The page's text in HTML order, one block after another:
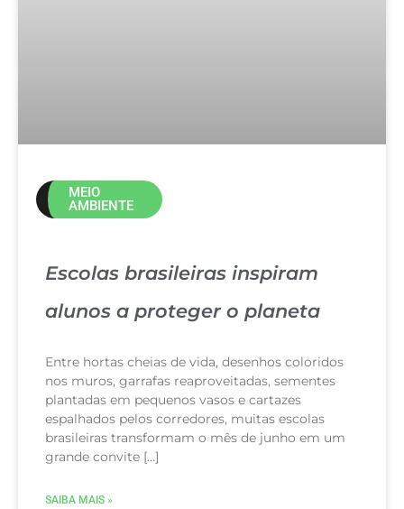
MEIO
AMBIENTE
Escolas brasileiras inspiram
alunos a proteger o planeta
Entre hortas cheias de vida, desenhos coloridos
nos muros, garrafas reaproveitadas, sementes
plantadas em pequenos vasos e cartazes
espalhados pelos corredores, muitas escolas
brasileiras transformam o mês de junho em um
grande convite […]
SAIBA MAIS »